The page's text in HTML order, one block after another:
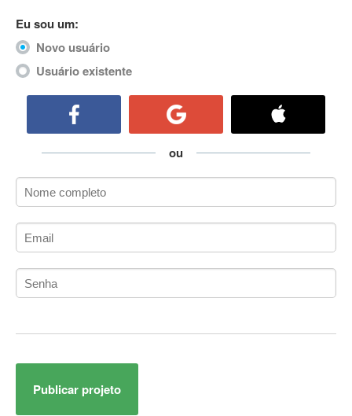
ActionScript 3
Active Directory
ActiveCollab
ActiveX
ActiveX Data Objects (ADO)
Ada
Adianti Framework
ADK
Administração
Administração de Artistas e Repertórios
Administração de Redes
Administração PostgreSQL
ADO.NET Entity Framework
Eu sou um:
Novo usuário
Usuário existente
ou
Publicar projeto